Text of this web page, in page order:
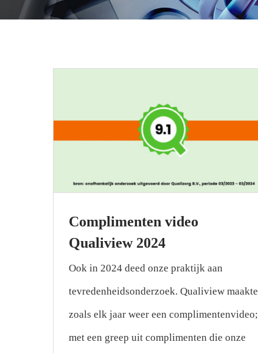
Complimenten video
Qualiview 2024
Ook in 2024 deed onze praktijk aan
tevredenheidsonderzoek. Qualiview maakte
zoals elk jaar weer een complimentenvideo;
met een greep uit complimenten die onze